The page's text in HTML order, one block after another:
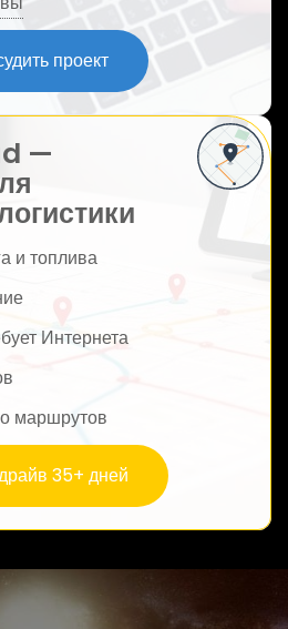
проект
—
и топлива
Интернета
маршрутов
35+ дней